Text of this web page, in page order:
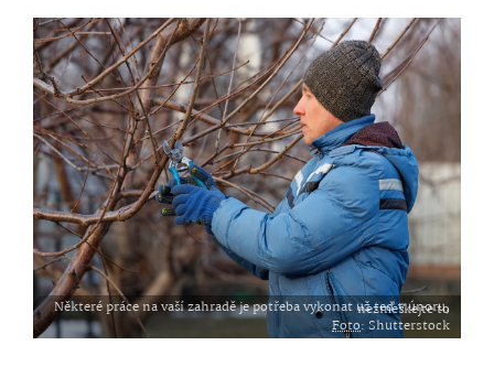
Některé práce na vaší zahradě je potřeba vykonat už teď v únoru, nezmeškejte to
Foto: Shutterstock